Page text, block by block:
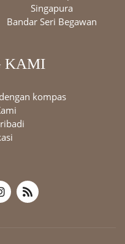
Singapura
Bandar Seri Begawan
KAMI
kompas